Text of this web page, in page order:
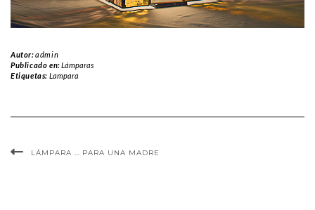
Autor:admin
Publicado en:Lámparas
Etiquetas: Lampara
LÁMPARA … PARA UNA MADRE